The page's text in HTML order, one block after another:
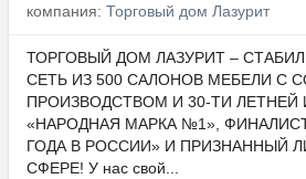
компания: Торговый дом Лазурит
ТОРГОВЫЙ ДОМ ЛАЗУРИТ –
СЕТЬ ИЗ 500 САЛОНОВ МЕБЕЛИ С
ПРОИЗВОДСТВОМ И 30-ТИ ЛЕТНЕЙ
«НАРОДНАЯ МАРКА №1»,
ГОДА В РОССИИ» И ПРИЗНАННЫЙ
СФЕРЕ! У нас свой...